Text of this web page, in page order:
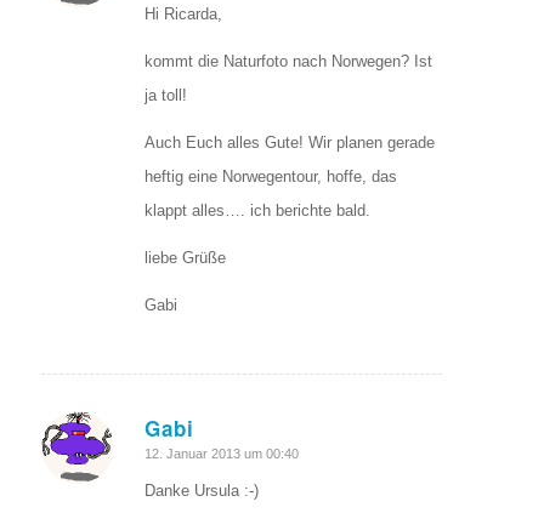
Hi Ricarda,
kommt die Naturfoto nach Norwegen? Ist
ja toll!
Auch Euch alles Gute! Wir planen gerade
heftig eine Norwegentour, hoffe, das
klappt alles…. ich berichte bald.
liebe Grüße
Gabi
Gabi
sagte:
12. Januar 2013 um 00:40
Danke Ursula :-)